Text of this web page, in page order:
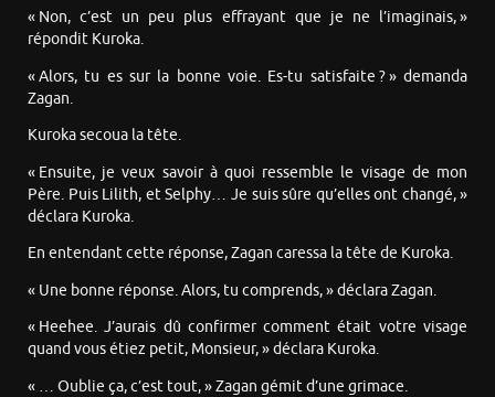
« Non, c’est un peu plus effrayant que je ne l’imaginais, »
répondit Kuroka.
« Alors, tu es sur la bonne voie. Es-tu satisfaite ? » demanda
Zagan.
Kuroka secoua la tête.
« Ensuite, je veux savoir à quoi ressemble le visage de mon
Père. Puis Lilith, et Selphy… Je suis sûre qu’elles ont changé, »
déclara Kuroka.
En entendant cette réponse, Zagan caressa la tête de Kuroka.
« Une bonne réponse. Alors, tu comprends, » déclara Zagan.
« Heehee. J’aurais dû confirmer comment était votre visage
quand vous étiez petit, Monsieur, » déclara Kuroka.
« … Oublie ça, c’est tout, » Zagan gémit d’une grimace.